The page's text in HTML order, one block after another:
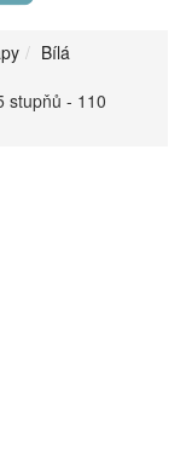
Bílá
stupňů - 110